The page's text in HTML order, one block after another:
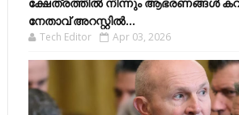
ക്ഷേത്രത്തിൽ നിന്നും ആഭരണങ്ങൾ
നേതാവ് അറസ്റ്റിൽ...
Tech Editor Apr 03, 2026